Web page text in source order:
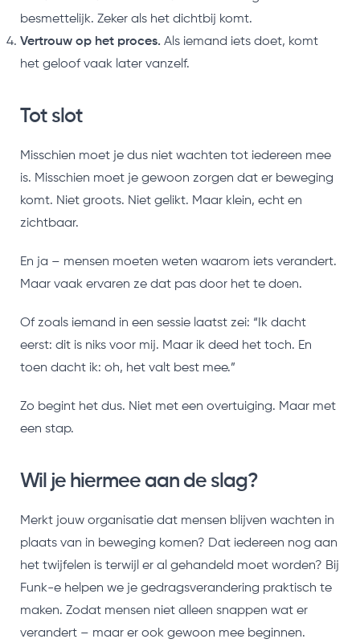
besmettelijk. Zeker als het dichtbij komt.
Vertrouw op het proces. Als iemand iets doet, komt
het geloof vaak later vanzelf.
Tot slot
Misschien moet je dus niet wachten tot iedereen mee
is. Misschien moet je gewoon zorgen dat er beweging
komt. Niet groots. Niet gelikt. Maar klein, echt en
zichtbaar.
En ja – mensen moeten weten waarom iets verandert.
Maar vaak ervaren ze dat pas door het te doen.
Of zoals iemand in een sessie laatst zei: “Ik dacht
eerst: dit is niks voor mij. Maar ik deed het toch. En
toen dacht ik: oh, het valt best mee.”
Zo begint het dus. Niet met een overtuiging. Maar met
een stap.
Wil je hiermee aan de slag?
Merkt jouw organisatie dat mensen blijven wachten in
plaats van in beweging komen? Dat iedereen nog aan
het twijfelen is terwijl er al gehandeld moet worden? Bij
Funk-e helpen we je gedragsverandering praktisch te
maken. Zodat mensen niet alleen snappen wat er
verandert – maar er ook gewoon mee beginnen.